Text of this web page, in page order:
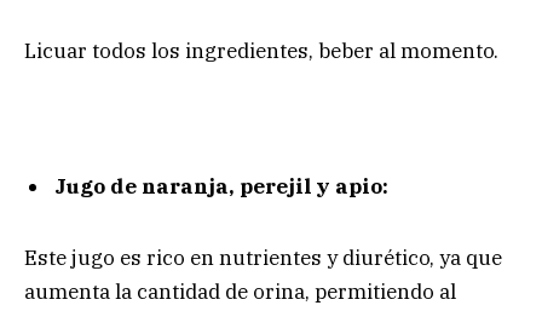
Licuar todos los ingredientes, beber al momento.
Jugo de naranja, perejil y apio:
Este jugo es rico en nutrientes y diurético, ya que
aumenta la cantidad de orina, permitiendo al